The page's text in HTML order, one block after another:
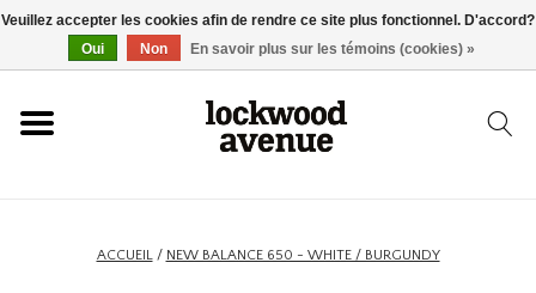
ACCUEIL
ACCUEIL/ NEW BALANCE 650 - WHITE / BURGUNDY
Veuillez accepter les cookies afin de rendre ce site plus fonctionnel. D'accord?
Oui
Non En savoir plus sur les témoins (cookies) »